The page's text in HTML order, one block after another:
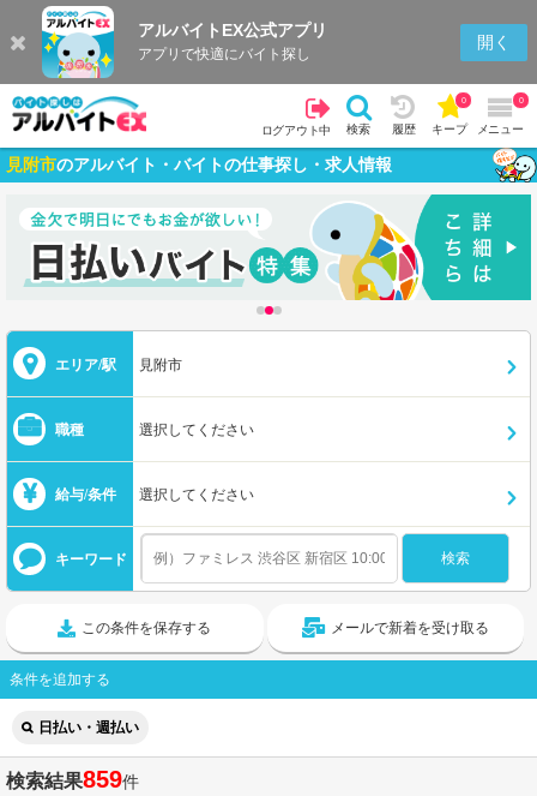
アルバイトEX公式アプリ
アプリで快適にバイト探し
開く
ログアウト中 検索 履歴 キープ
0
メニュー
0
見附市のアルバイト・バイトの仕事探し・求人情報
エリア/駅 見附市
職種 選択してください
給与/条件 選択してください
キーワード
この条件を保存する メールで新着を受け取る
条件を追加する
日払い・週払い
検索結果859件